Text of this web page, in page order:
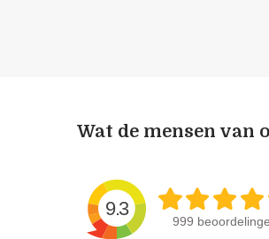
Wat de mensen van
9.3
999